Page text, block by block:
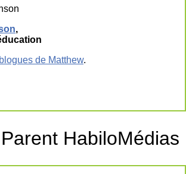
,
de Matthew.
HabiloMédias